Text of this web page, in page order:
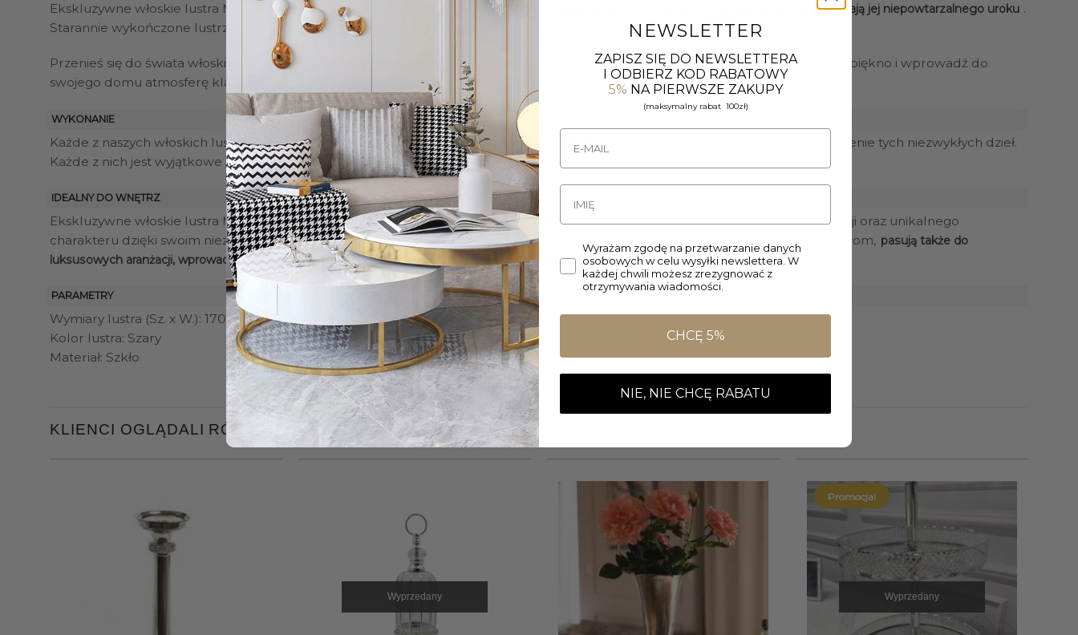
Ekskluzywne włoskie lustra Marea są doskonałą ozdobą dla każdego wnętrza. Ich piękne wzory fal morskich ożywiają przestrzeń i nadają jej niepowtarzalnego uroku .
Starannie wykończone lustrzane powierzchnie zapewniają wysoką jakość i trwałość.
Przenieś się do świata włoskiego designu i dodaj swojemu wnętrzu ekskluzywności dzięki włoskim lustrom Marea . Odkryj ich niezwykłe piękno i wprowadź do
swojego domu atmosferę klasy i elegancji, które są nieodłączne dla włoskiego stylu.
WYKONANIE
Każde z naszych włoskich lusterjest starannie formowane przez doświadczonych rzemieślników
, którzy wkładają serce i pasję w tworzenie tych niezwykłych dzieł.
Każde z nich jest wyjątkowe i stworzone specjalnie dla Ciebie.
IDEALNY DO WNĘTRZ
Ekskluzywne włoskie lustra Mareadoskonale komponują się z nowoczesnymi i designerskimi wnętrzami , dodając im subtelnej elegancji oraz unikalnego
charakteru dzięki swoim niezwykłym wzorom fal morskich. Jednocześnie, dzięki starannemu wykonaniu i wysokiej jakości materiałom, pasują także do
luksusowych aranżacji, wprowadzając do nich wytworną atmosferę i wyjątkowy akcent dekoracyjny .
PARAMETRY
Wymiary lustra (Sz. x W.): 170 x 73 cm
Kolor lustra: Szary
Materiał: Szkło
KLIENCI OGLĄDALI RÓWNIEŻ
Wyprzedany
Promocja!
Wyprzedany
NEWSLETTER
ZAPISZ SIĘ DO NEWSLETTERA
I ODBIERZ KOD RABATOWY
5% NA PIERWSZE ZAKUPY
(maksymalny rabat 100zł)
Wyrażam zgodę na przetwarzanie danych
osobowych w celu wysyłki newslettera. W
każdej chwili możesz zrezygnować z
otrzymywania wiadomości.
CHCĘ 5%
NIE, NIE CHCĘ RABATU